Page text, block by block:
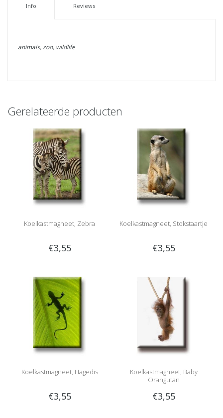
Info Reviews
animals, zoo, wildlife
Gerelateerde producten
Koelkastmagneet, Zebra
€3,55
Koelkastmagneet, Stokstaartje
€3,55
Koelkastmagneet, Hagedis
€3,55
Koelkastmagneet, Baby
Orangutan
€3,55